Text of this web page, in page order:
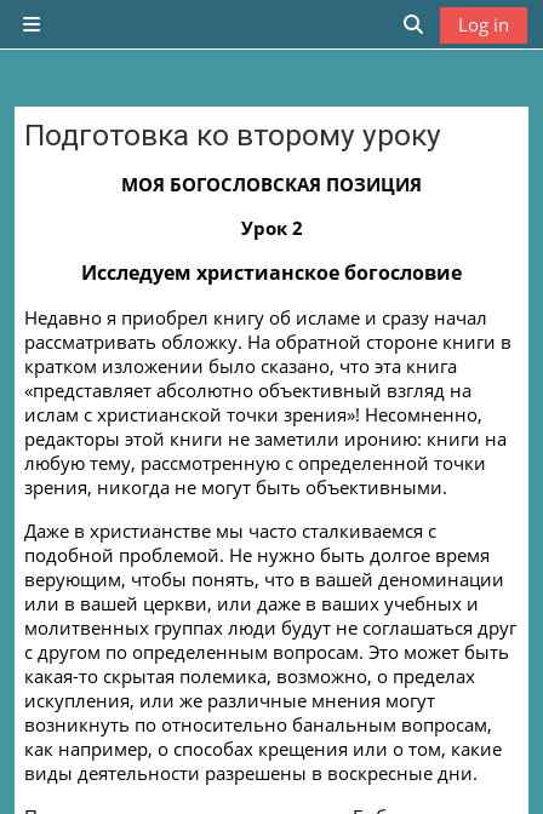
Skip to main content
Side panel
Toggle
Log in
Подготовка ко второму уроку
Completion requirements
МОЯ БОГОСЛОВСКАЯ ПОЗИЦИЯ
Урок 2
Исследуем христианское богословие
Недавно я приобрел книгу об исламе и сразу начал
рассматривать обложку. На обратной стороне книги в
кратком изложении было сказано, что эта книга
«представляет абсолютно объективный взгляд на
ислам с христианской точки зрения»! Несомненно,
редакторы этой книги не заметили иронию: книги на
любую тему, рассмотренную с определенной точки
зрения, никогда не могут быть объективными.
Даже в христианстве мы часто сталкиваемся с
подобной проблемой. Не нужно быть долгое время
верующим, чтобы понять, что в вашей деноминации
или в вашей церкви, или даже в ваших учебных и
молитвенных группах люди будут не соглашаться друг
с другом по определенным вопросам. Это может быть
какая-то скрытая полемика, возможно, о пределах
искупления, или же различные мнения могут
возникнуть по относительно банальным вопросам,
как например, о способах крещения или о том, какие
виды деятельности разрешены в воскресные дни.